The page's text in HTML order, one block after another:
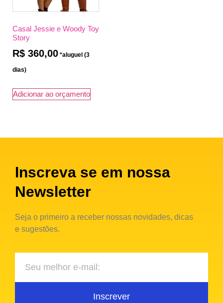
Casal Jessie e Woody Toy
Story
R$ 360,00
Adicionar ao orçamento
Inscreva se em nossa
Newsletter
Seja o primeiro a receber nossas novidades, dicas
e sugestões.
Inscrever